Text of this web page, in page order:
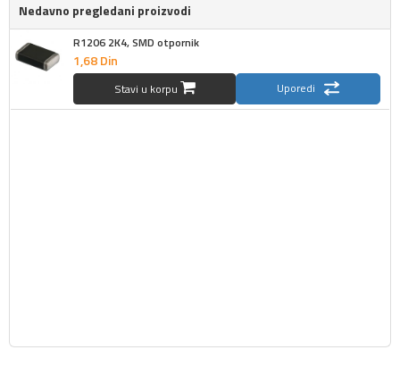
Nedavno pregledani proizvodi
R1206 2K4, SMD otpornik
1,68Din
Stavi u korpu Uporedi